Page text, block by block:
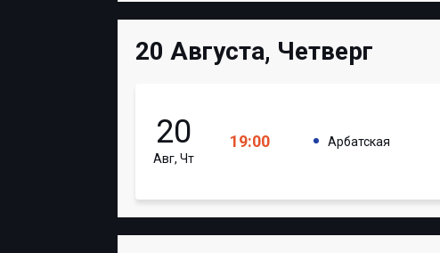
20 Августа, Четверг
20
Авг, Чт
19:00 Арбатская